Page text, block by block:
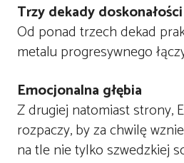
Trzy dekady doskonałości
Od ponad trzech dekad
metalu progresywnego
Emocjonalna głębia
Z drugiej natomiast strony,
rozpaczy, by za chwilę
na tle nie tylko szwedzkiej